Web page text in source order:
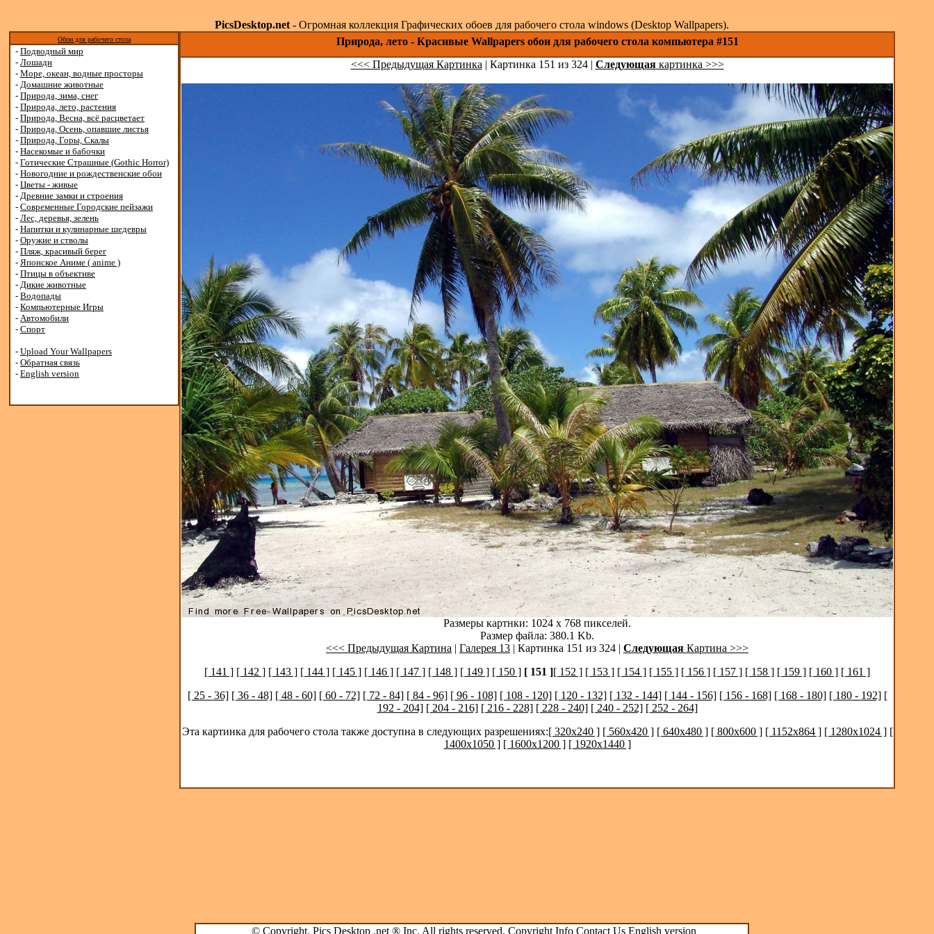
PicsDesktop.net- Огромная коллекция Графических обоев для рабочего стола windows (Desktop Wallpapers).
Обои для рабочего стола
- Подводный мир
- Лошади
- Море, океан, водные просторы
- Домашние животные
- Природа, зима, снег
- Природа, лето, растения
- Природа, Весна, всё расцветает
- Природа, Осень, опавшие листья
- Природа, Горы, Скалы
- Насекомые и бабочки
- Готические Страшные (Gothic Horror)
- Новогодние и рождественские обои
- Цветы - живые
- Древние замки и строения
- Современные Городские пейзажи
- Лес, деревья, зелень
- Напитки и кулинарные шедевры
- Оружие и стволы
- Пляж, красивый берег
- Японское Аниме ( anime )
- Птицы в объективе
- Дикие животные
- Водопады
- Компьютерные Игры
- Автомобили
- Спорт
- Upload Your Wallpapers
- Обратная связь
- English version
Природа, лето - Красивые Wallpapers обои для рабочего стола компьютера #151
<<< Предыдущая Картинка | Картинка 151 из 324 | Следующаякартинка >>>
Размеры картнки: 1024 x 768 пикселей.
Размер файла: 380.1 Kb.
<<< Предыдущая Картина | Галерея 13 | Картинка 151 из 324 | Следующая Картина >>>
[ 141 ] [ 142 ] [ 143 ] [ 144 ] [ 145 ] [ 146 ] [ 147 ] [ 148 ] [ 149 ] [ 150 ] [ 151 ][ 152 ] [ 153 ] [ 154 ] [ 155 ] [ 156 ] [ 157 ] [ 158 ] [ 159 ] [ 160 ] [ 161 ]
[ 25 - 36] [ 36 - 48] [ 48 - 60] [ 60 - 72] [ 72 - 84] [ 84 - 96] [ 96 - 108] [ 108 - 120] [ 120 - 132] [ 132 - 144] [ 144 - 156] [ 156 - 168] [ 168 - 180] [ 180 - 192] [
192 - 204] [ 204 - 216] [ 216 - 228] [ 228 - 240] [ 240 - 252] [ 252 - 264]
Эта картинка для рабочего стола также доступна в следующих разрешениях:[ 320x240 ] [ 560x420 ] [ 640x480 ] [ 800x600 ] [ 1152x864 ] [ 1280x1024 ] [
1400x1050 ] [ 1600x1200 ] [ 1920x1440 ]
© Copyright. Pics Desktop .net ® Inc. All rights reserved. Copyright Info Contact Us English version